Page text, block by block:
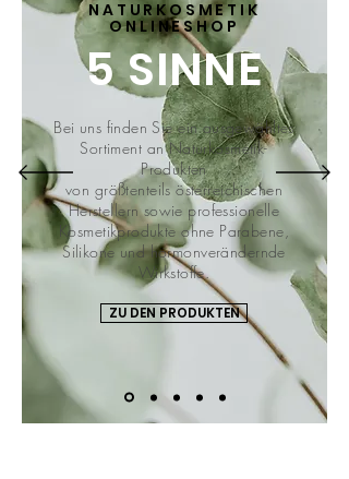
NATURKOSMETIK
ONLINESHOP
5 SINNE
Bei uns finden Sie ein ausgewähltes
Sortiment an Naturkosmetik-
Produkten
von größtenteils österreichischen
Herstellern sowie professionelle
Kosmetikprodukte ohne Parabene,
Silikone und hormonverändernde
Wirkstoffe.
ZU DEN PRODUKTEN